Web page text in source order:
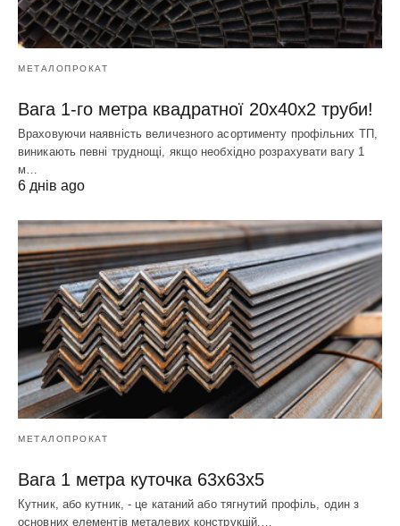
МЕТАЛОПРОКАТ
Вага 1-го метра квадратної 20х40х2 труби!
Враховуючи наявність величезного асортименту профільних ТП,
виникають певні труднощі, якщо необхідно розрахувати вагу 1
м…
6 днів ago
МЕТАЛОПРОКАТ
Вага 1 метра куточка 63х63х5
Кутник, або кутник, - це катаний або тягнутий профіль, один з
основних елементів металевих конструкцій.…